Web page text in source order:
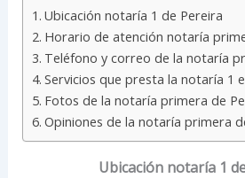
Ubicación notaría 1 de Pereira
Horario de atención notaría
Teléfono y correo de la notaría
Servicios que presta la notaría 1
Fotos de la notaría primera de
Opiniones de la notaría primera
Ubicación notaría 1